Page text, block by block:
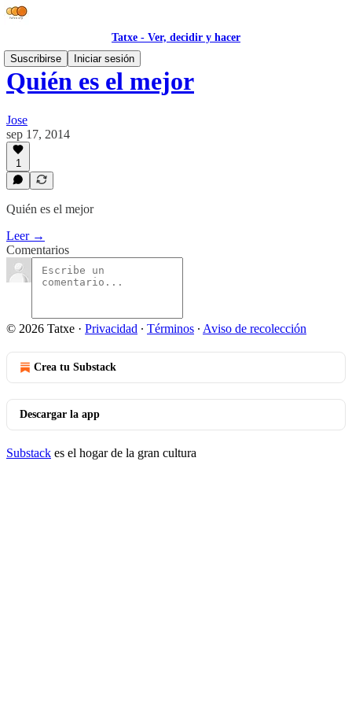
Tatxe - Ver, decidir y hacer
Suscribirse
Iniciar sesión
Quién es el mejor
Jose
sep 17, 2014
1
Quién es el mejor
Leer →
Comentarios
© 2026 Tatxe · Privacidad ∙ Términos ∙ Aviso de recolección
Crea tu Substack
Descargar la app
Substack es el hogar de la gran cultura